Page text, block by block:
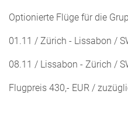
Optionierte Flüge für die
01.11 / Zürich - Lissabon /
08.11 / Lissabon - Zürich /
Flugpreis 430,- EUR /